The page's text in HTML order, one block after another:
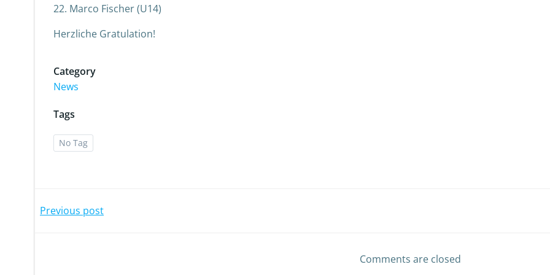
22. Marco Fischer (U14)
Herzliche Gratulation!
Category
News
Tags
No Tag
Post
Previous post
navigation
Comments are closed